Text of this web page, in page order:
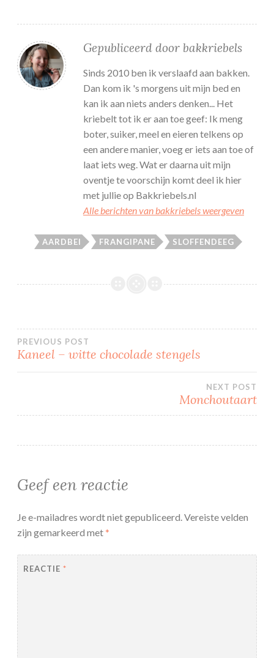
Gepubliceerd door bakkriebels
Sinds 2010 ben ik verslaafd aan bakken.
Dan kom ik 's morgens uit mijn bed en
kan ik aan niets anders denken... Het
kriebelt tot ik er aan toe geef: Ik meng
boter, suiker, meel en eieren telkens op
een andere manier, voeg er iets aan toe of
laat iets weg. Wat er daarna uit mijn
oventje te voorschijn komt deel ik hier
met jullie op Bakkriebels.nl
Alle berichten van bakkriebels weergeven
AARDBEI FRANGIPANE SLOFFENDEEG
Bericht
PREVIOUS POST
Kaneel – witte chocolade stengels
NEXT POST
Monchoutaart
Geef een reactie
Je e-mailadres wordt niet gepubliceerd.Vereiste velden
zijn gemarkeerd met*
REACTIE *